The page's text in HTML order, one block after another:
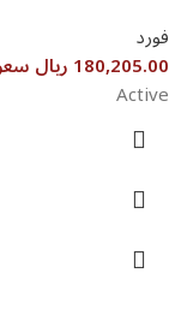
فورد
180,205.00 ريال سعودى
Active